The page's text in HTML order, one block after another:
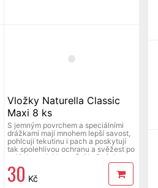
Vložky Naturella Classic
Maxi 8 ks
S jemným povrchem a speciálními
drážkami mají mnohem lepší savost,
pohlcují tekutinu i pach a poskytují
tak spolehlivou ochranu a svěžest po
celý den, s lehkou vůní heřmánku.
30 Kč